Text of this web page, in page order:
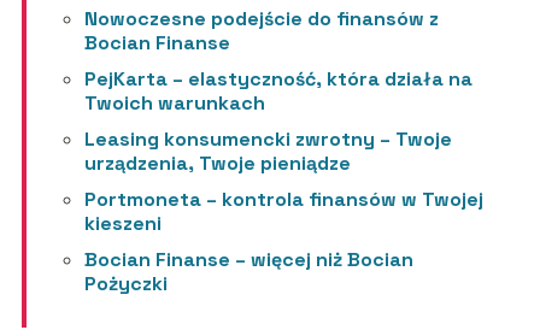
Nowoczesne podejście do finansów z
Bocian Finanse
PejKarta – elastyczność, która działa na
Twoich warunkach
Leasing konsumencki zwrotny – Twoje
urządzenia, Twoje pieniądze
Portmoneta – kontrola finansów w Twojej
kieszeni
Bocian Finanse – więcej niż Bocian
Pożyczki